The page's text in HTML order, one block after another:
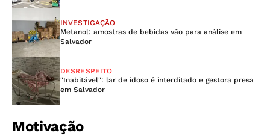
INVESTIGAÇÃO
Metanol: amostras de bebidas vão para análise em
Salvador
DESRESPEITO
"Inabitável": lar de idoso é interditado e gestora presa
em Salvador
Motivação